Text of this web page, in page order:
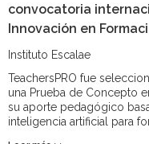
convocatoria
Innovación en
Instituto Escalae
TeachersPRO fue
una Prueba de Concepto
su aporte pedagógico
inteligencia artificial para